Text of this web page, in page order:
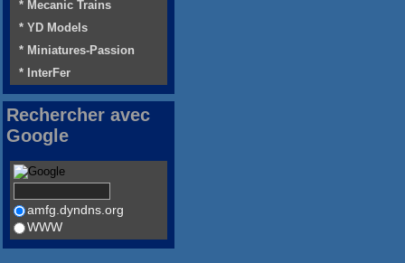
* Mecanic Trains
* YD Models
* Miniatures-Passion
* InterFer
Rechercher avec
Google
amfg.dyndns.org
WWW